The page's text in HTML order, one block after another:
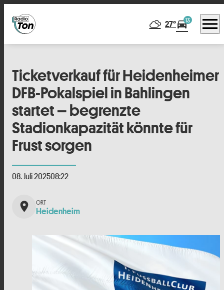
27°directions_car13 menu
Ticketverkauf für Heidenheimer
DFB-Pokalspiel in Bahlingen
startet – begrenzte
Stadionkapazität könnte für
Frust sorgen
08. Juli 202508:22
place Heidenheim